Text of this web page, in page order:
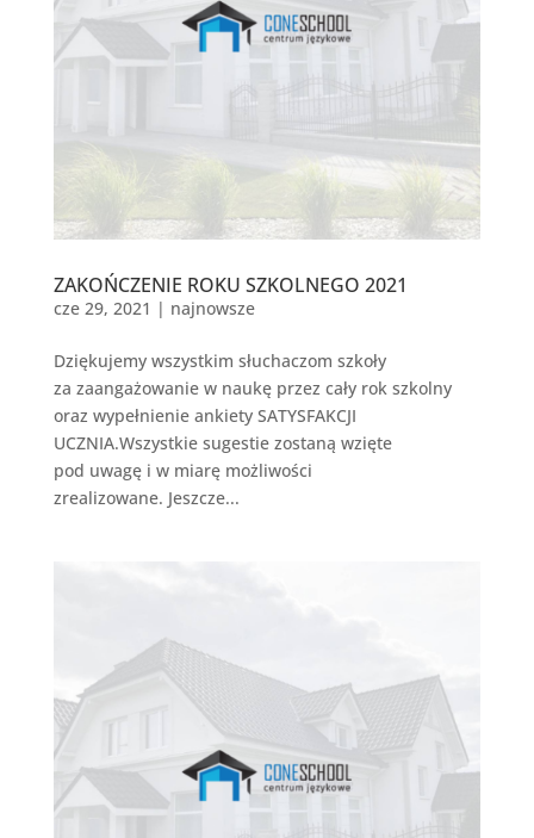
ZAKOŃCZENIE ROKU SZKOLNEGO 2021
cze 29, 2021 | najnowsze
Dziękujemy wszystkim słuchaczom szkoły
za zaangażowanie w naukę przez cały rok szkolny
oraz wypełnienie ankiety SATYSFAKCJI
UCZNIA.Wszystkie sugestie zostaną wzięte
pod uwagę i w miarę możliwości
zrealizowane. Jeszcze...